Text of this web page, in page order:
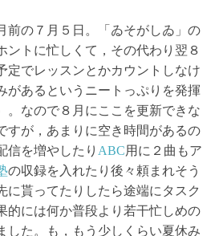
の７月５日。「ゐそがしゐ」の
ントに忙しくて，その代わり翌８
定でレッスンとかカウントしなけ
があるというニートっぷりを発揮
。なので８月にここを更新できな
すが，あまりに空き時間があるの
信を増やしたり ABC用に２曲もア
の収録を入れたり後々頼まれそう
に貰ってたりしたら途端にタスク
的には何か普段より若干忙しめの
した。も，もう少しくらい夏休み